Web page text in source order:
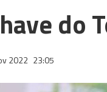
do
2022 23:05